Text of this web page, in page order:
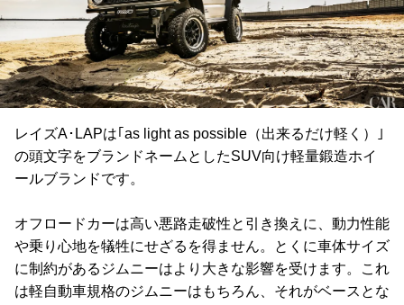
レイズA･LAPは｢as light as possible（出来るだけ軽く）｣
の頭文字をブランドネームとしたSUV向け軽量鍛造ホイ
ールブランドです。
オフロードカーは高い悪路走破性と引き換えに、動力性能
や乗り心地を犠牲にせざるを得ません。とくに車体サイズ
に制約があるジムニーはより大きな影響を受けます。これ
は軽自動車規格のジムニーはもちろん、それがベースとな